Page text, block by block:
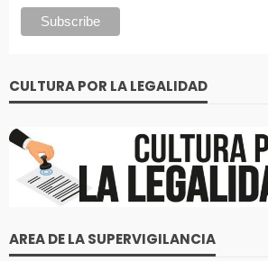
CULTURA POR LA LEGALIDAD
AREA DE LA SUPERVIGILANCIA